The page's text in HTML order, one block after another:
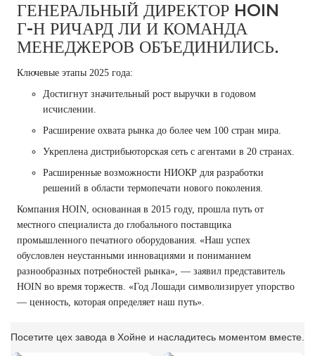
ГЕНЕРАЛЬНЫЙ ДИРЕКТОР HOIN
Г-Н РИЧАРД ЛИ И КОМАНДА
МЕНЕДЖЕРОВ ОБЪЕДИНИЛИСЬ.
Ключевые этапы 2025 года:
Достигнут значительный рост выручки в годовом
исчислении.
Расширение охвата рынка до более чем 100 стран мира.
Укреплена дистрибьюторская сеть с агентами в 20 странах.
Расширенные возможности НИОКР для разработки
решений в области термопечати нового поколения.
Компания HOIN, основанная в 2015 году, прошла путь от
местного специалиста до глобального поставщика
промышленного печатного оборудования. «Наш успех
обусловлен неустанными инновациями и пониманием
разнообразных потребностей рынка», — заявил представитель
HOIN во время торжеств. «Год Лошади символизирует упорство
— ценность, которая определяет наш путь».
Посетите цех завода в Хойне и насладитесь моментом вместе.